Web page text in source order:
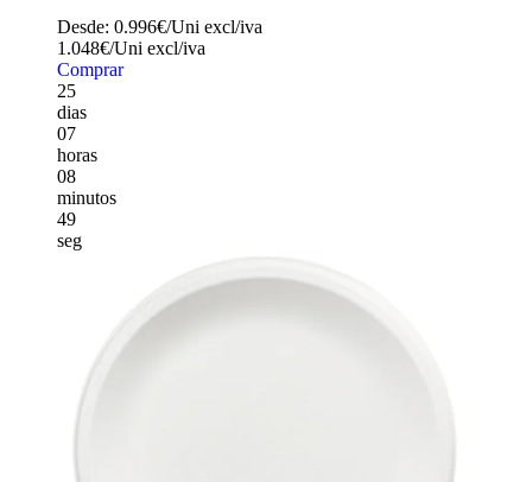
Desde: 0.996€/Uni excl/iva
1.048€/Uni excl/iva
Comprar
25
dias
07
horas
08
minutos
47
seg